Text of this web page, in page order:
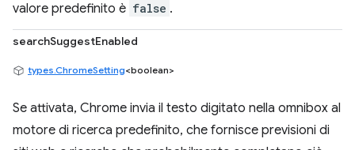
valore predefinito è false .
searchSuggestEnabled
types.ChromeSetting<boolean>
Se attivata, Chrome invia il testo digitato nella omnibox al
motore di ricerca predefinito, che fornisce previsioni di